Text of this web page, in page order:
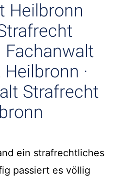
Heilbronn
Fachanwalt
·
Strafrecht
ein strafrechtliches
passiert es völlig